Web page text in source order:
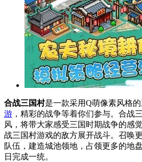
合战三国村是一款采用Q萌像素风格
游 ，精彩的战争等着你们参与。合战
风，将带大家感受三国时期战争的感
战三国村游戏的敌方展开战斗。召唤
队伍，建造城池领地，占领更多的地
日完成一统。